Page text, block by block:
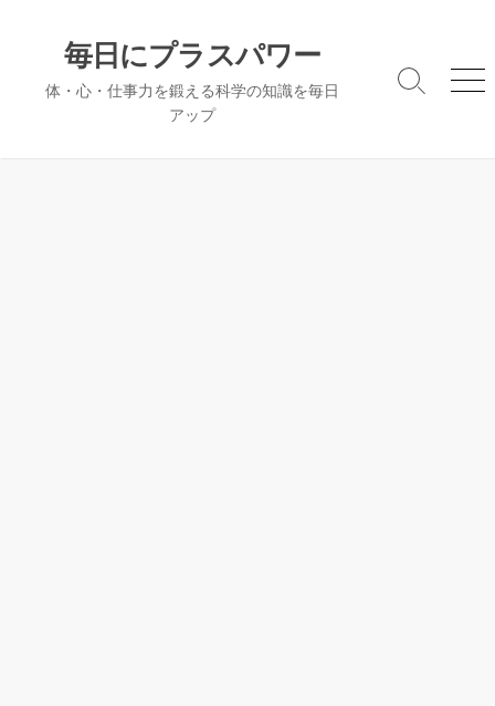
毎日にプラスパワー
体・心・仕事力を鍛える科学の知識を毎日
アップ
検
メ